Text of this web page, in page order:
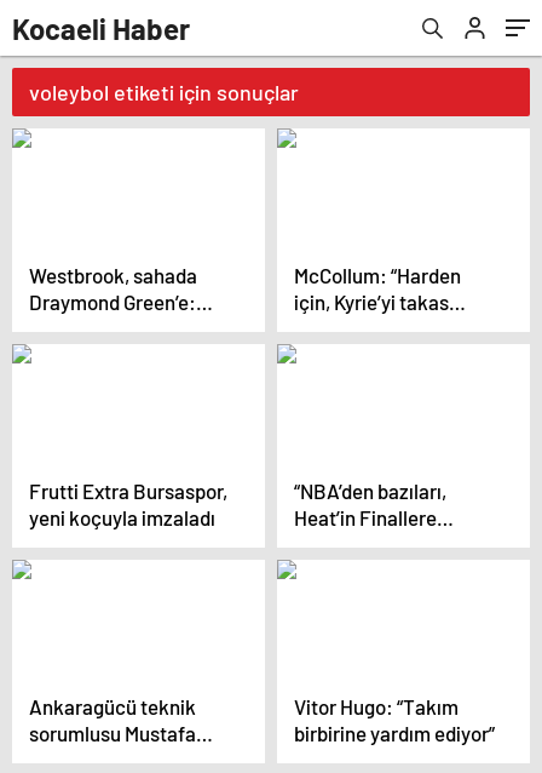
Kocaeli Haber
voleybol etiketi için sonuçlar
Westbrook, sahada
Draymond Green’e:
“Daha şut
atamıyorsun!”
McCollum: “Harden
için, Kyrie’yi takas
ederdim…”
Frutti Extra Bursaspor,
yeni koçuyla imzaladı
“NBA’den bazıları,
Heat’in Finallere
çıkışını ‘şans eseri’
olarak görüyor” iddiası
Ankaragücü teknik
sorumlusu Mustafa
Dalcı: “Tek eksik
Vitor Hugo: “Takım
birbirine yardım ediyor”